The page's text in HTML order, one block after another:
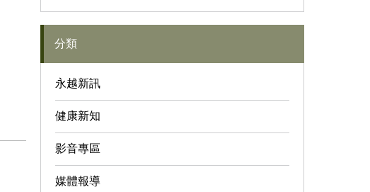
分類
永越新訊
健康新知
影音專區
媒體報導